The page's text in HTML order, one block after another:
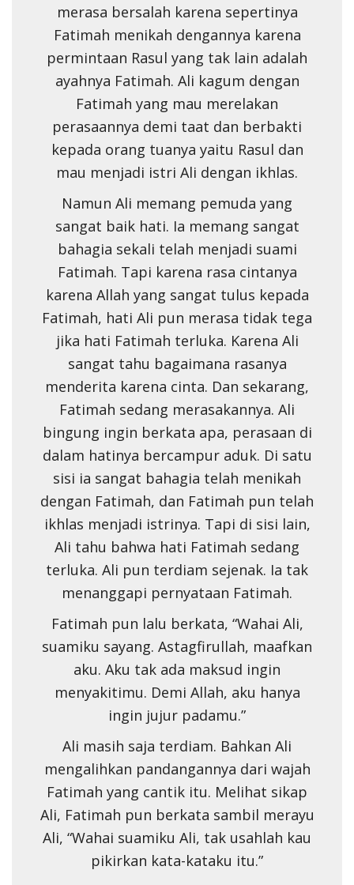
merasa bersalah karena sepertinya
Fatimah menikah dengannya karena
permintaan Rasul yang tak lain adalah
ayahnya Fatimah. Ali kagum dengan
Fatimah yang mau merelakan
perasaannya demi taat dan berbakti
kepada orang tuanya yaitu Rasul dan
mau menjadi istri Ali dengan ikhlas.
Namun Ali memang pemuda yang
sangat baik hati. Ia memang sangat
bahagia sekali telah menjadi suami
Fatimah. Tapi karena rasa cintanya
karena Allah yang sangat tulus kepada
Fatimah, hati Ali pun merasa tidak tega
jika hati Fatimah terluka. Karena Ali
sangat tahu bagaimana rasanya
menderita karena cinta. Dan sekarang,
Fatimah sedang merasakannya. Ali
bingung ingin berkata apa, perasaan di
dalam hatinya bercampur aduk. Di satu
sisi ia sangat bahagia telah menikah
dengan Fatimah, dan Fatimah pun telah
ikhlas menjadi istrinya. Tapi di sisi lain,
Ali tahu bahwa hati Fatimah sedang
terluka. Ali pun terdiam sejenak. Ia tak
menanggapi pernyataan Fatimah.
Fatimah pun lalu berkata, “Wahai Ali,
suamiku sayang. Astagfirullah, maafkan
aku. Aku tak ada maksud ingin
menyakitimu. Demi Allah, aku hanya
ingin jujur padamu.”
Ali masih saja terdiam. Bahkan Ali
mengalihkan pandangannya dari wajah
Fatimah yang cantik itu. Melihat sikap
Ali, Fatimah pun berkata sambil merayu
Ali, “Wahai suamiku Ali, tak usahlah kau
pikirkan kata-kataku itu.”